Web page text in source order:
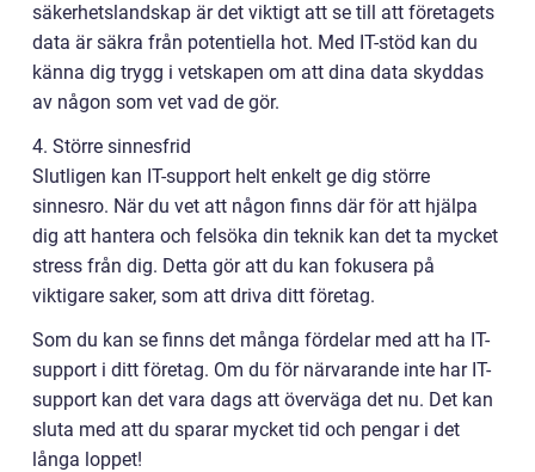
säkerhetslandskap är det viktigt att se till att företagets
data är säkra från potentiella hot. Med IT-stöd kan du
känna dig trygg i vetskapen om att dina data skyddas
av någon som vet vad de gör.
4. Större sinnesfrid
Slutligen kan IT-support helt enkelt ge dig större
sinnesro. När du vet att någon finns där för att hjälpa
dig att hantera och felsöka din teknik kan det ta mycket
stress från dig. Detta gör att du kan fokusera på
viktigare saker, som att driva ditt företag.
Som du kan se finns det många fördelar med att ha IT-
support i ditt företag. Om du för närvarande inte har IT-
support kan det vara dags att överväga det nu. Det kan
sluta med att du sparar mycket tid och pengar i det
långa loppet!